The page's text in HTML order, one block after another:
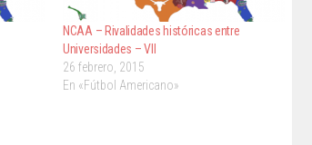
NCAA – Rivalidades históricas entre
Universidades – VII
26 febrero, 2015
En «Fútbol Americano»